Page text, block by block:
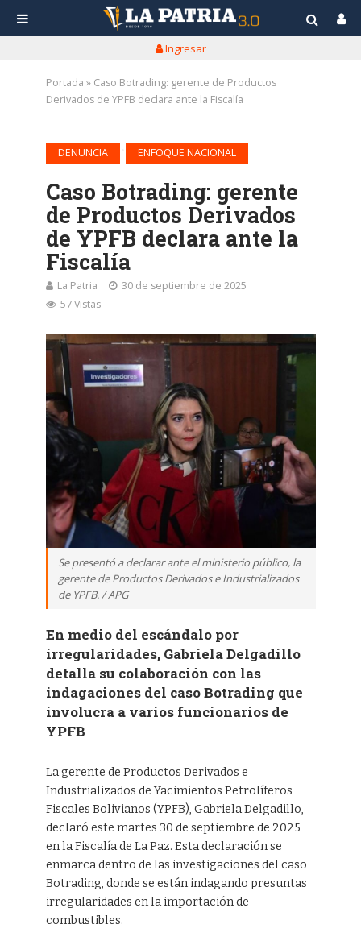
Ingresar
Portada » Caso Botrading: gerente de Productos
Derivados de YPFB declara ante la Fiscalía
DENUNCIA ENFOQUE NACIONAL
Caso Botrading: gerente
de Productos Derivados
de YPFB declara ante la
Fiscalía
La Patria
30 de septiembre de 2025
57 Vistas
Se presentó a declarar ante el ministerio público, la
gerente de Productos Derivados e Industrializados
de YPFB. / APG
En medio del escándalo por
irregularidades, Gabriela Delgadillo
detalla su colaboración con las
indagaciones del caso Botrading que
involucra a varios funcionarios de
YPFB
La gerente de Productos Derivados e
Industrializados de Yacimientos Petrolíferos
Fiscales Bolivianos (YPFB), Gabriela Delgadillo,
declaró este martes 30 de septiembre de 2025
en la Fiscalía de La Paz. Esta declaración se
enmarca dentro de las investigaciones del caso
Botrading, donde se están indagando presuntas
irregularidades en la importación de
combustibles.